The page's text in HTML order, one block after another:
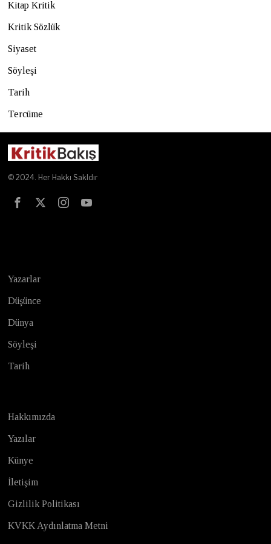
Kitap Kritik
Kritik Sözlük
Siyaset
Söyleşi
Tarih
Tercüme
© 2024. Her Hakkı Sakldır
Yazarlar
Düşünce
Dünya
Söyleşi
Tarih
Hakkımızda
Yazılar
Künye
İletişim
Gizlilik Politikası
KVKK Aydınlatma Metni